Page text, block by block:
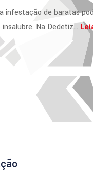
infestação de baratas
Na Dedetiz...